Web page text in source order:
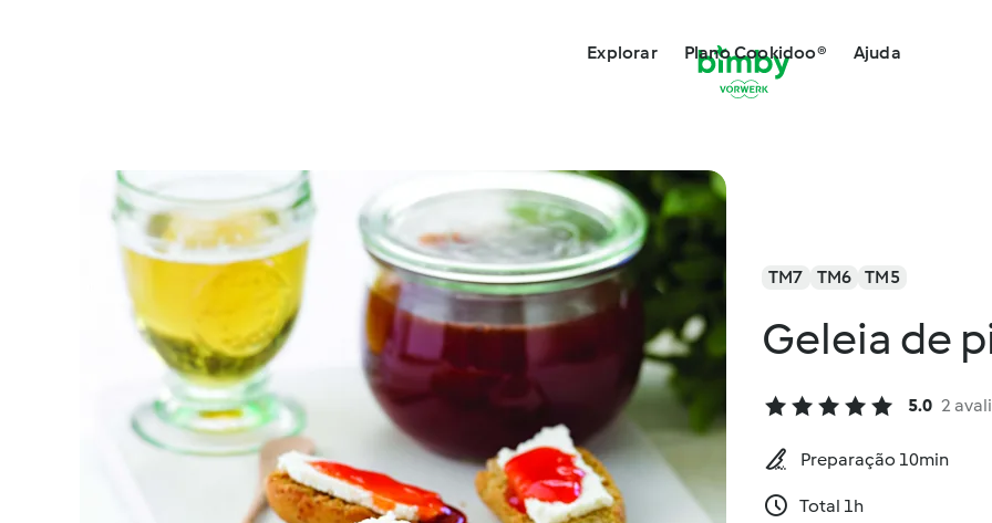
Explorar Plano Cookidoo® Ajuda
TM7 TM6 TM5
Geleia de
5.0 2
Preparação 10min
Total 1h